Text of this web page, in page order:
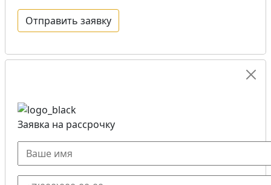
Заявка на рассрочку